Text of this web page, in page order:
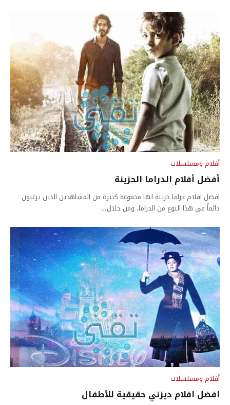
أفلام ومسلسلات
أفضل أفلام الدراما الحزينة
افضل افلام دراما حزينة لها مجموعة كبيرة من المشاهدين الذين يرغبون
دائماً في هذا النوع من الدراما، ومن خلال...
أفلام ومسلسلات
افضل افلام ديزني حقيقية للأطفال